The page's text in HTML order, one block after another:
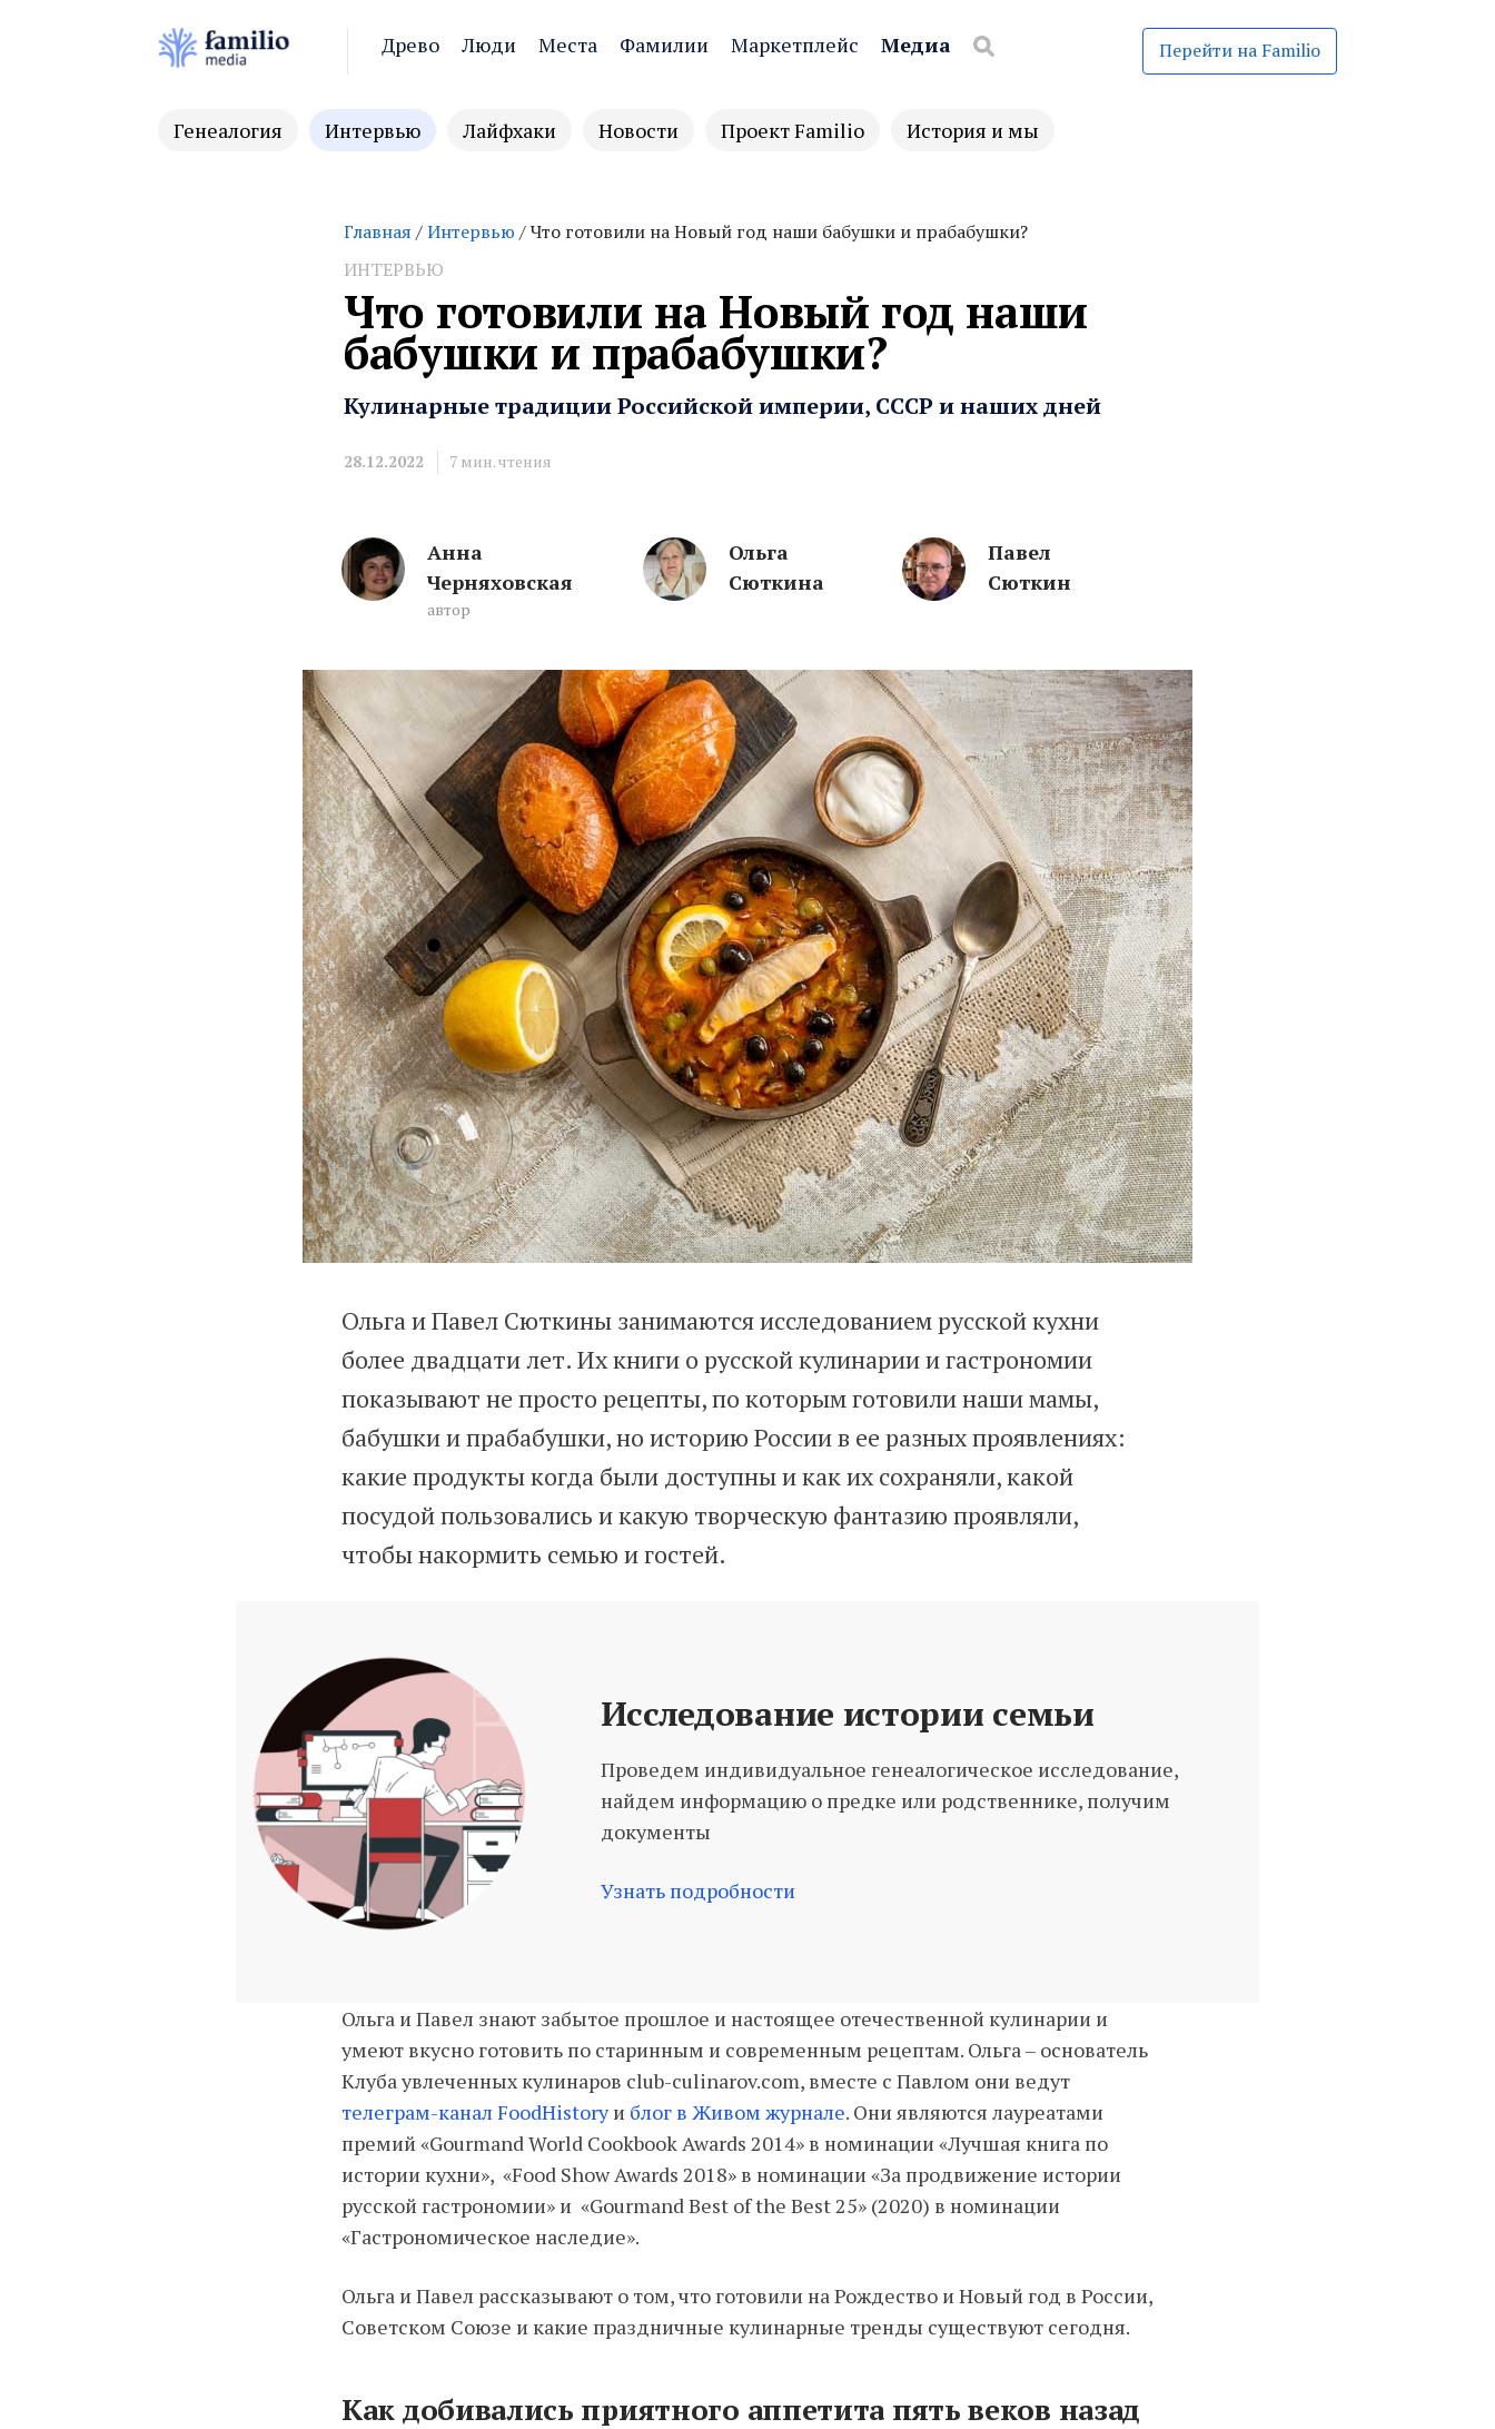
Древо Люди Места Фамилии Маркетплейс Медиа Перейти на Familio
Генеалогия Интервью Лайфхаки Новости Проект Familio История и мы
Главная /Интервью / Что готовили на Новый год наши бабушки и прабабушки?
ИНТЕРВЬЮ
Что готовили на Новый год наши
бабушки и прабабушки?
Кулинарные традиции Российской империи, СССР и наших дней
28.12.2022 7 мин. чтения
Анна
Черняховская
автор
Ольга
Сюткина
Павел
Сюткин
Что готовили на Новый год наши бабушки и прабабушки?
Ольга и Павел Сюткины занимаются исследованием русской кухни
более двадцати лет. Их книги о русской кулинарии и гастрономии
показывают не просто рецепты, по которым готовили наши мамы,
бабушки и прабабушки, но историю России в ее разных проявлениях:
какие продукты когда были доступны и как их сохраняли, какой
посудой пользовались и какую творческую фантазию проявляли,
чтобы накормить семью и гостей.
Исследование истории семьи
Проведем индивидуальное генеалогическое исследование,
найдем информацию о предке или родственнике, получим
документы
Узнать подробности
Ольга и Павел знают забытое прошлое и настоящее отечественной кулинарии и
умеют вкусно готовить по старинным и современным рецептам. Ольга – основатель
Клуба увлеченных кулинаров club-culinarov.com, вместе с Павлом они ведут
телеграм-канал FoodHistoryи блог в Живом журнале. Они являются лауреатами
премий «Gourmand World Cookbook Awards 2014» в номинации «Лучшая книга по
истории кухни», «Food Show Awards 2018» в номинации «За продвижение истории
русской гастрономии» и «Gourmand Best of the Best 25» (2020) в номинации
«Гастрономическое наследие».
Ольга и Павел рассказывают о том, что готовили на Рождество и Новый год в России,
Советском Союзе и какие праздничные кулинарные тренды существуют сегодня.
Как добивались приятного аппетита пять веков назад